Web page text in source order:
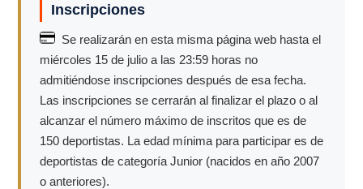
Inscripciones
Se realizarán en esta misma página web hasta el
miércoles 15 de julio a las 23:59 horas no
admitiéndose inscripciones después de esa fecha.
Las inscripciones se cerrarán al finalizar el plazo o al
alcanzar el número máximo de inscritos que es de
150 deportistas. La edad mínima para participar es de
deportistas de categoría Junior (nacidos en año 2007
o anteriores).